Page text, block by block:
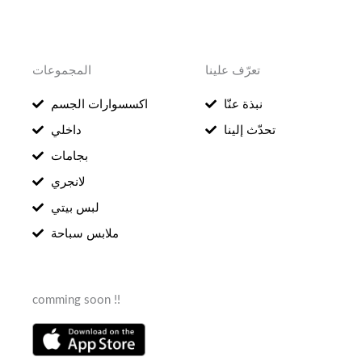
المجموعات
اكسسوارات الجسم
داخلي
بجامات
لانجري
لبس بيتي
ملابس سباحة
تعرّف علينا
نبذة عنّا
تحدّث إلينا
comming soon !!